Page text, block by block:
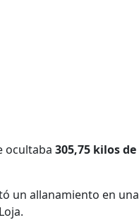
ocultaba 305,75 kilos de
un allanamiento en una